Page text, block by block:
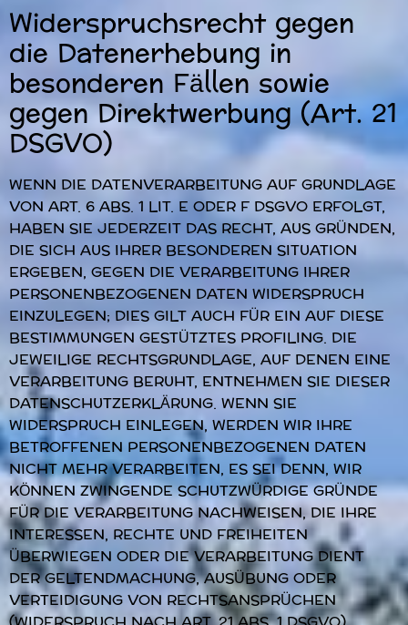
Widerspruchsrecht gegen
die Datenerhebung in
besonderen Fällen sowie
gegen Direktwerbung (Art. 21
DSGVO)
WENN DIE DATENVERARBEITUNG AUF GRUNDLAGE
VON ART. 6 ABS. 1 LIT. E ODER F DSGVO ERFOLGT,
HABEN SIE JEDERZEIT DAS RECHT, AUS GRÜNDEN,
DIE SICH AUS IHRER BESONDEREN SITUATION
ERGEBEN, GEGEN DIE VERARBEITUNG IHRER
PERSONENBEZOGENEN DATEN WIDERSPRUCH
EINZULEGEN; DIES GILT AUCH FÜR EIN AUF DIESE
BESTIMMUNGEN GESTÜTZTES PROFILING. DIE
JEWEILIGE RECHTSGRUNDLAGE, AUF DENEN EINE
VERARBEITUNG BERUHT, ENTNEHMEN SIE DIESER
DATENSCHUTZERKLÄRUNG. WENN SIE
WIDERSPRUCH EINLEGEN, WERDEN WIR IHRE
BETROFFENEN PERSONENBEZOGENEN DATEN
NICHT MEHR VERARBEITEN, ES SEI DENN, WIR
KÖNNEN ZWINGENDE SCHUTZWÜRDIGE GRÜNDE
FÜR DIE VERARBEITUNG NACHWEISEN, DIE IHRE
INTERESSEN, RECHTE UND FREIHEITEN
ÜBERWIEGEN ODER DIE VERARBEITUNG DIENT
DER GELTENDMACHUNG, AUSÜBUNG ODER
VERTEIDIGUNG VON RECHTSANSPRÜCHEN